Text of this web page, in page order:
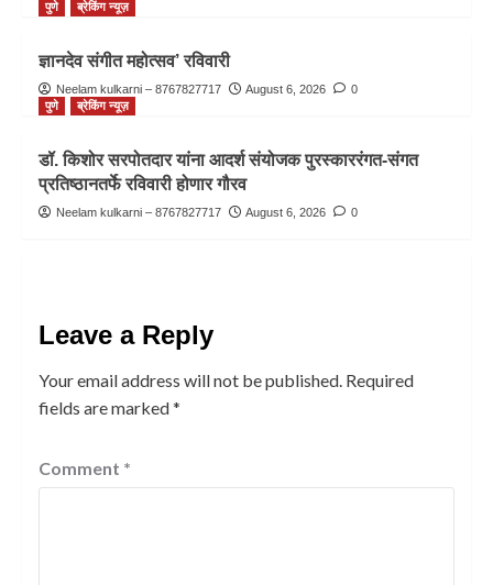
पुणे ब्रेकिंग न्यूज़
ज्ञानदेव संगीत महोत्सव’ रविवारी
Neelam kulkarni – 8767827717 August 6, 2026
0
पुणे
ब्रेकिंग न्यूज़
डॉ. किशोर सरपोतदार यांना आदर्श संयोजक पुरस्काररंगत-संगत
प्रतिष्ठानतर्फे रविवारी होणार गौरव
Neelam kulkarni – 8767827717 August 6, 2026 0
Leave a Reply
Your email address will not be published. Required
fields are marked*
Comment *